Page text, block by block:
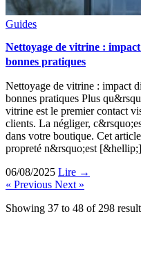
Guides
Nettoyage de vitrine :
bonnes pratiques
Nettoyage de vitrine : impact
bonnes pratiques Plus
vitrine est le premier contact
clients. La négliger,
dans votre boutique. Cet
propreté n&rsquo;est [&hellip;]
06/08/2025 Lire →
« Previous Next »
Showing 37 to 48 of 298